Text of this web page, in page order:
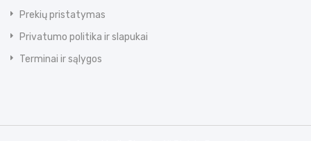
Prekių pristatymas
Privatumo politika ir slapukai
Terminai ir sąlygos